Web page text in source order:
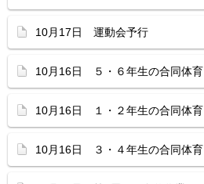
10月17日 運動会予行
10月16日 ５・６年生の合同体育
10月16日 １・２年生の合同体育
10月16日 ３・４年生の合同体育